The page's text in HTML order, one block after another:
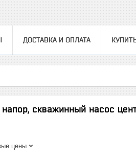
ДОСТАВКА И ОПЛАТА
скважинный насос
цены